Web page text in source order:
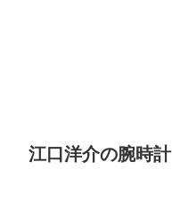
江口洋介の腕時計